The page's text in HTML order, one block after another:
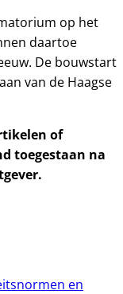
op het
daartoe
De bouwstart
van de Haagse
of
toegestaan na
en